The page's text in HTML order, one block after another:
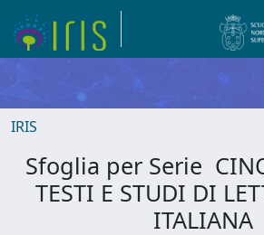
IRIS
Sfoglia per Serie
TESTI E STUDI DI
ITALIANA